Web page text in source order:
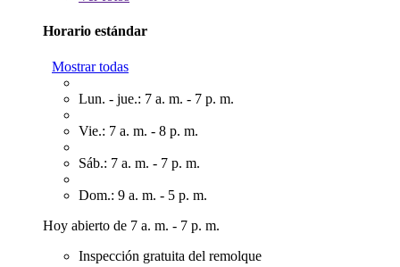
Horario estándar
Mostrar todas
Lun. - jue.: 7 a. m. - 7 p. m.
Vie.: 7 a. m. - 8 p. m.
Sáb.: 7 a. m. - 7 p. m.
Dom.: 9 a. m. - 5 p. m.
Hoy abierto de 7 a. m. - 7 p. m.
Inspección gratuita del remolque